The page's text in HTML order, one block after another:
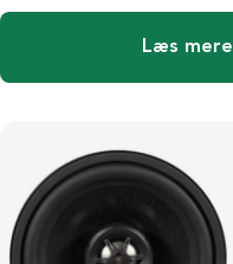
Læs mere